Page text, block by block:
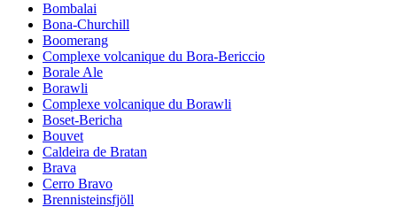
Bombalai
Bona-Churchill
Boomerang
Complexe volcanique du Bora-Bericcio
Borale Ale
Borawli
Complexe volcanique du Borawli
Boset-Bericha
Bouvet
Caldeira de Bratan
Brava
Cerro Bravo
Brennisteinsfjöll